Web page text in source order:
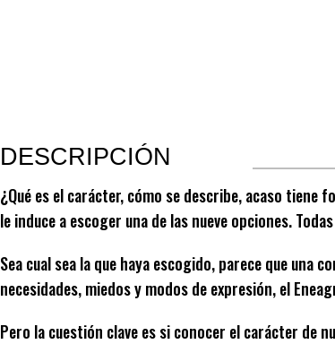
DESCRIPCIÓN
¿Qué es el carácter, cómo se describe, acaso tiene
le induce a escoger una de las nueve opciones.
Sea cual sea la que haya escogido, parece que
necesidades, miedos y modos de expresión, el
Pero la cuestión clave es si conocer el carácter de